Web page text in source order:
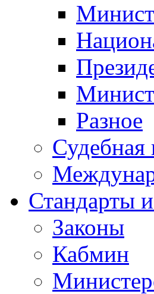
Разное
Судебная
Стандарты
Законы
Кабмин